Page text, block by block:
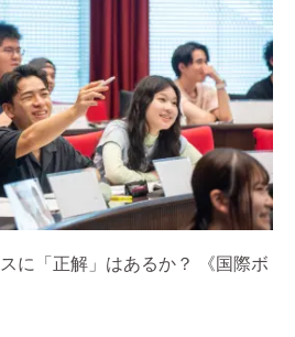
に「正解」はあるか？ 《国際ボ